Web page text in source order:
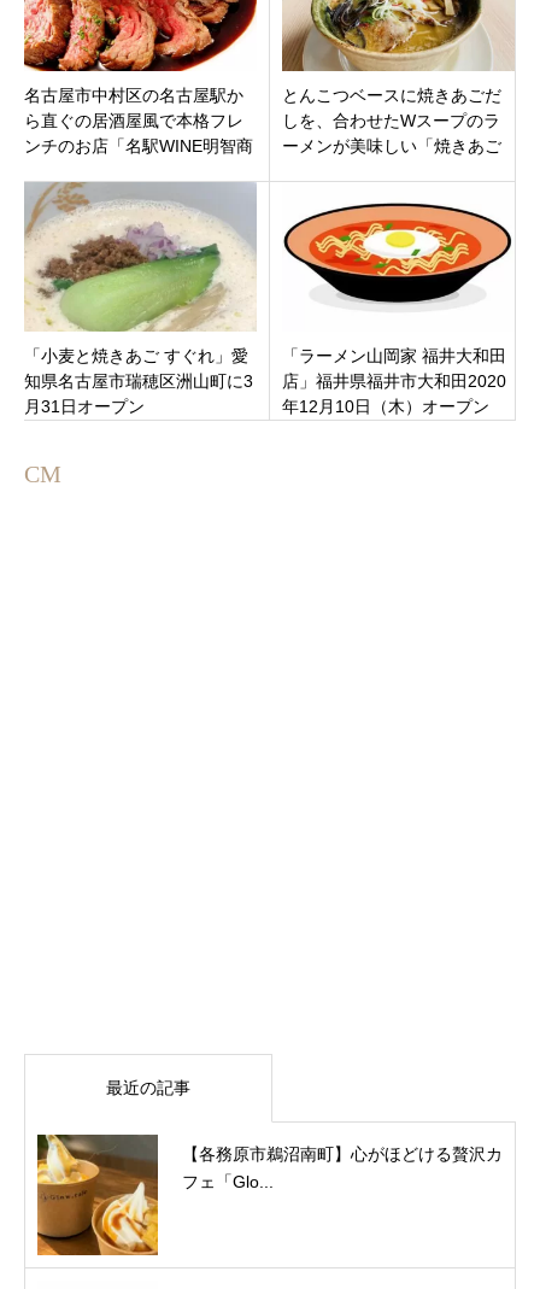
名古屋市中村区の名古屋駅か
ら直ぐの居酒屋風で本格フレ
ンチのお店「名駅WINE明智商
とんこつベースに焼きあごだ
しを、合わせたWスープのラ
ーメンが美味しい「焼きあご
「小麦と焼きあご すぐれ」愛
知県名古屋市瑞穂区洲山町に3
月31日オープン
「ラーメン山岡家 福井大和田
店」福井県福井市大和田2020
年12月10日（木）オープン
CM
最近の記事
【各務原市鵜沼南町】心がほどける贅沢カ
フェ「Glo...